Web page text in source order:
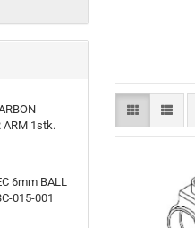
ARM 1stk.
6mm BALL
015-001